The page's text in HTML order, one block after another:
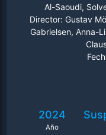
Al-Saoudi,
Director: Gustav
Gabrielsen, Anna-
2024
Año